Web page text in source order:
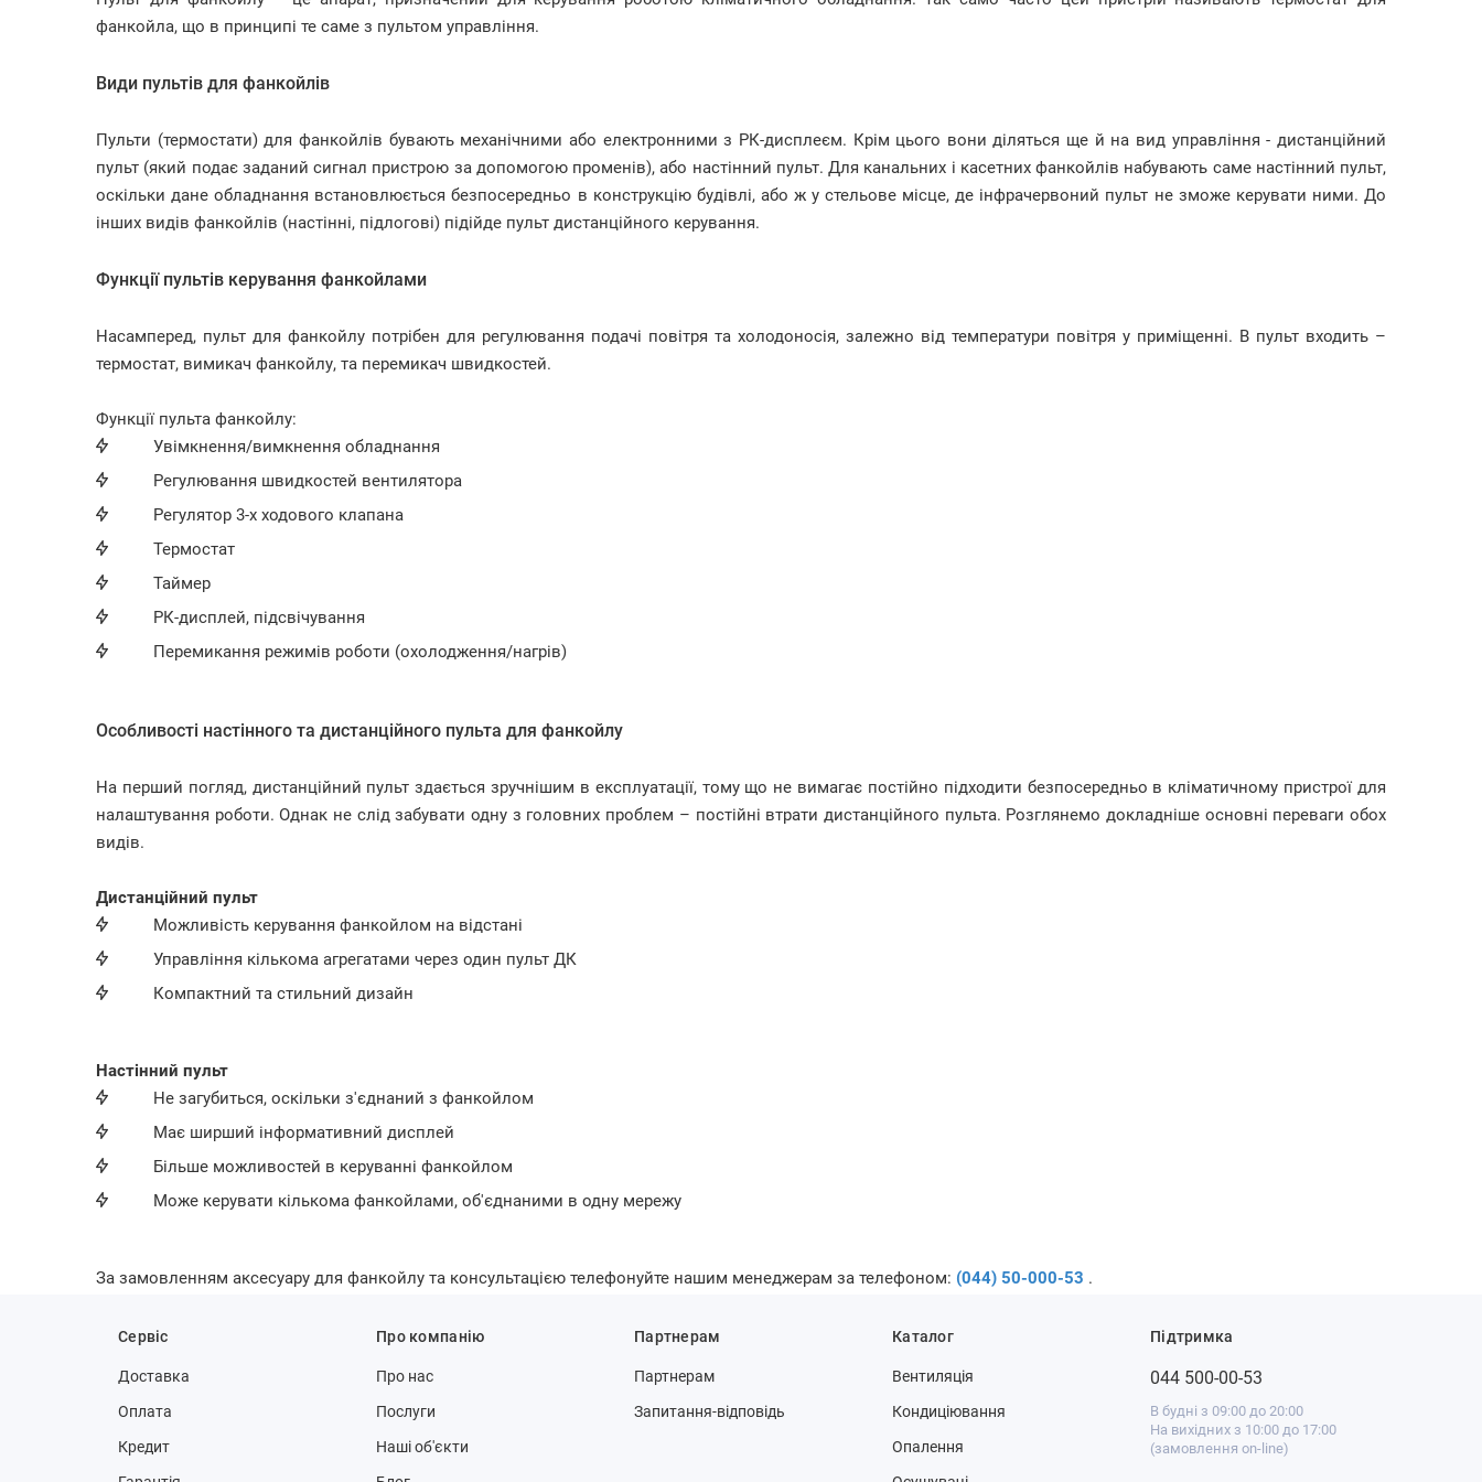
фанкойла, що в принципі те саме з пультом управління.
Види пультів для фанкойлів
Пульти (термостати) для фанкойлів бувають механічними або електронними з РК-дисплеєм. Крім цього вони діляться ще й на вид управління - дистанційний
пульт (який подає заданий сигнал пристрою за допомогою променів), або настінний пульт. Для канальних і касетних фанкойлів набувають саме настінний пульт,
оскільки дане обладнання встановлюється безпосередньо в конструкцію будівлі, або ж у стельове місце, де інфрачервоний пульт не зможе керувати ними. До
інших видів фанкойлів (настінні, підлогові) підійде пульт дистанційного керування.
Функції пультів керування фанкойлами
Насамперед, пульт для фанкойлу потрібен для регулювання подачі повітря та холодоносія, залежно від температури повітря у приміщенні. В пульт входить –
термостат, вимикач фанкойлу, та перемикач швидкостей.
Функції пульта фанкойлу:
Увімкнення/вимкнення обладнання
Регулювання швидкостей вентилятора
Регулятор 3-х ходового клапана
Термостат
Таймер
РК-дисплей, підсвічування
Перемикання режимів роботи (охолодження/нагрів)
Особливості настінного та дистанційного пульта для фанкойлу
На перший погляд, дистанційний пульт здається зручнішим в експлуатації, тому що не вимагає постійно підходити безпосередньо в кліматичному пристрої для
налаштування роботи. Однак не слід забувати одну з головних проблем – постійні втрати дистанційного пульта. Розглянемо докладніше основні переваги обох
видів.
Дистанційний пульт
Можливість керування фанкойлом на відстані
Управління кількома агрегатами через один пульт ДК
Компактний та стильний дизайн
Настінний пульт
Не загубиться, оскільки з'єднаний з фанкойлом
Має ширший інформативний дисплей
Більше можливостей в керуванні фанкойлом
Може керувати кількома фанкойлами, об'єднаними в одну мережу
За замовленням аксесуару для фанкойлу та консультацією телефонуйте нашим менеджерам за телефоном: (044) 50-000-53 .
Сервіс
Доставка
Оплата
Кредит
Про компанію
Про нас
Послуги
Наші об'єкти
Партнерам
Партнерам
Запитання-відповідь
Каталог
Вентиляція
Кондиціювання
Опалення
Підтримка
044 500-00-53
В будні з 09:00 до 20:00
На вихідних з 10:00 до 17:00
(замовлення on-line)